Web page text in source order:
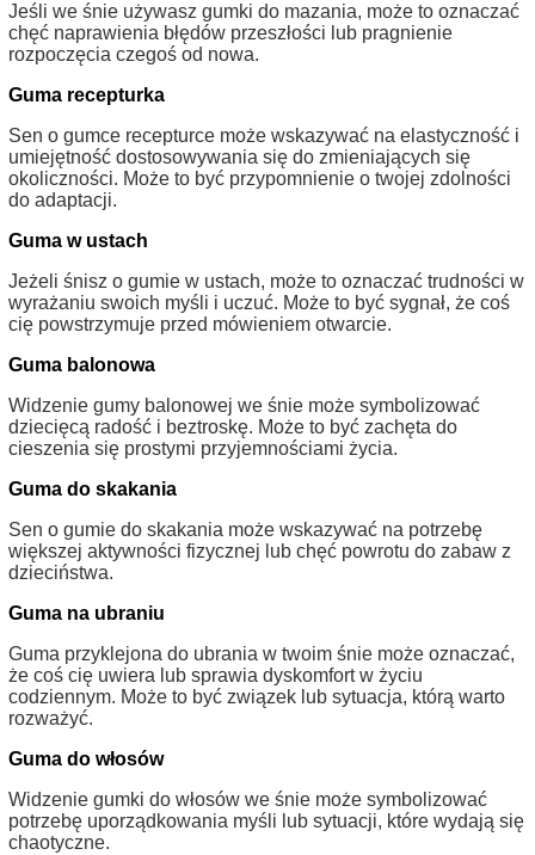
Jeśli we śnie używasz gumki do mazania, może to oznaczać
chęć naprawienia błędów przeszłości lub pragnienie
rozpoczęcia czegoś od nowa.
Guma recepturka
Sen o gumce recepturce może wskazywać na elastyczność i
umiejętność dostosowywania się do zmieniających się
okoliczności. Może to być przypomnienie o twojej zdolności
do adaptacji.
Guma w ustach
Jeżeli śnisz o gumie w ustach, może to oznaczać trudności w
wyrażaniu swoich myśli i uczuć. Może to być sygnał, że coś
cię powstrzymuje przed mówieniem otwarcie.
Guma balonowa
Widzenie gumy balonowej we śnie może symbolizować
dziecięcą radość i beztroskę. Może to być zachęta do
cieszenia się prostymi przyjemnościami życia.
Guma do skakania
Sen o gumie do skakania może wskazywać na potrzebę
większej aktywności fizycznej lub chęć powrotu do zabaw z
dzieciństwa.
Guma na ubraniu
Guma przyklejona do ubrania w twoim śnie może oznaczać,
że coś cię uwiera lub sprawia dyskomfort w życiu
codziennym. Może to być związek lub sytuacja, którą warto
rozważyć.
Guma do włosów
Widzenie gumki do włosów we śnie może symbolizować
potrzebę uporządkowania myśli lub sytuacji, które wydają się
chaotyczne.